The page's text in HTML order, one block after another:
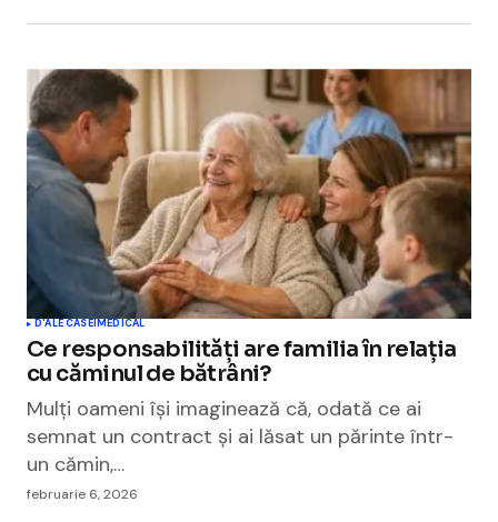
D'ALE CASEIMEDICAL
Ce responsabilități are familia în relația
cu căminul de bătrâni?
Mulți oameni își imaginează că, odată ce ai
semnat un contract și ai lăsat un părinte într-
un cămin,…
februarie 6, 2026